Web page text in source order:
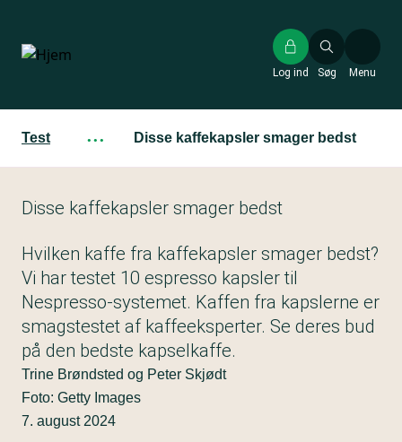
hovedindhold
Søg
Log ind Menu
Test ··· Disse kaffekapsler smager bedst
Disse kaffekapsler smager bedst
Hvilken kaffe fra kaffekapsler smager bedst?
Vi har testet 10 espresso kapsler til
Nespresso-systemet. Kaffen fra kapslerne er
smagstestet af kaffeeksperter. Se deres bud
på den bedste kapselkaffe.
Trine Brøndsted og Peter Skjødt
Foto: Getty Images
7. august 2024